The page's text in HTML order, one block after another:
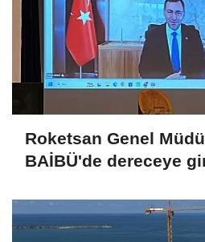
Roketsan Genel
BAİBÜ'de dereceye